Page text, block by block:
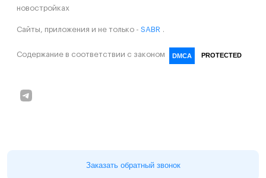
Заказать обратный звонок
новостройках
Сайты, приложения и не только - SABR
Содержание в соответствии с законом DMCA PROTECTED